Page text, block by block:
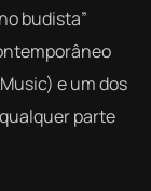
budista”
e um dos
parte